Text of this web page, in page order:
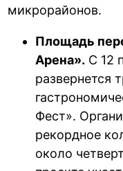
микрорайонов.
Площадь
Арена». С 12
развернется
Фест».
рекордное
около